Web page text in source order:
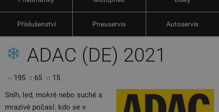
Příslušenství Pneuservis Autoservis
ADAC (DE) 2021
195 65
15
Sníh, led, mokré nebo suché a
mrazivé počasí: kdo se v